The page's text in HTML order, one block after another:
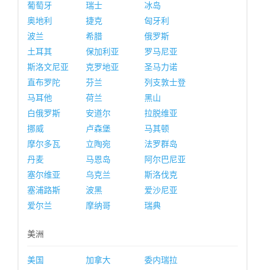
葡萄牙
瑞士
冰岛
奥地利
捷克
匈牙利
波兰
希腊
俄罗斯
土耳其
保加利亚
罗马尼亚
斯洛文尼亚
克罗地亚
圣马力诺
直布罗陀
芬兰
列支敦士登
马耳他
荷兰
黑山
白俄罗斯
安道尔
拉脱维亚
挪威
卢森堡
马其顿
摩尔多瓦
立陶宛
法罗群岛
丹麦
马恩岛
阿尔巴尼亚
塞尔维亚
乌克兰
斯洛伐克
塞浦路斯
波黑
爱沙尼亚
爱尔兰
摩纳哥 瑞典
美洲
美国 加拿大
委内瑞拉